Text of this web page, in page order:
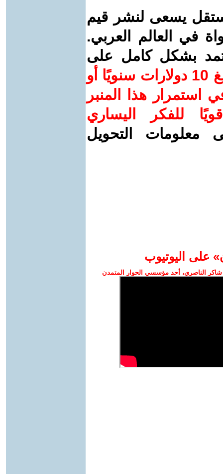
يسعى لنشر قيم
في العالم العربي.
بشكل كامل على
ساهم/ي معنا! بدعمكم بمبلغ 10 دولارات سنويًا أو
استمرار هذا المنبر
للفكر اليساري
معلومات التحويل
على اليوتيوب
الناصري، أحد مؤسسي الحوار المتمدن